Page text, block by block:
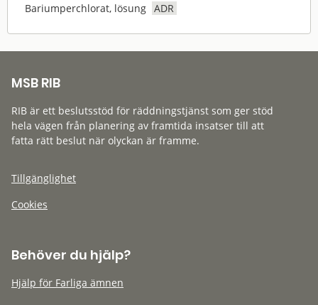
Bariumperchlorat, lösung ADR
MSB RIB
RIB är ett beslutsstöd för räddningstjänst som ger stöd
hela vägen från planering av framtida insatser till att
fatta rätt beslut när olyckan är framme.
Tillgänglighet
Cookies
Behöver du hjälp?
Hjälp för Farliga ämnen